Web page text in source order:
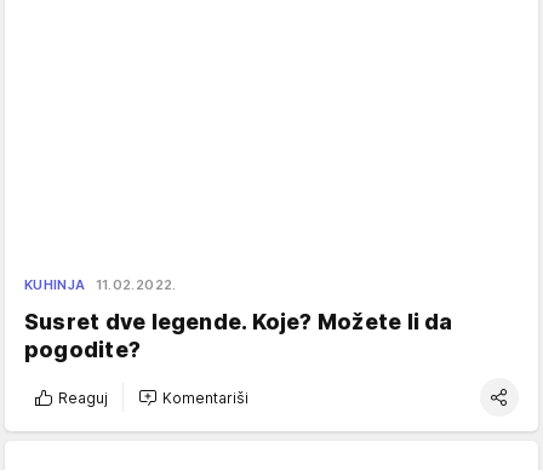
KUHINJA 11.02.2022.
Susret dve legende. Koje? Možete li da
pogodite?
Reaguj Komentariši